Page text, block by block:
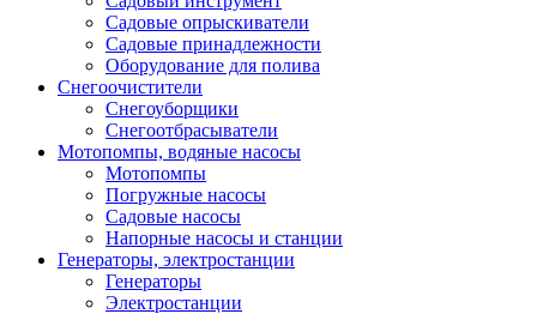
Садовые опрыскиватели
Садовые принадлежности
Оборудование для полива
Снегоочистители
Снегоуборщики
Снегоотбрасыватели
Мотопомпы, водяные насосы
Мотопомпы
Погружные насосы
Садовые насосы
Напорные насосы и станции
Генераторы, электростанции
Генераторы
Электростанции